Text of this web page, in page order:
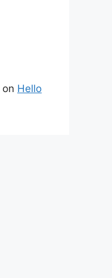
on Hello